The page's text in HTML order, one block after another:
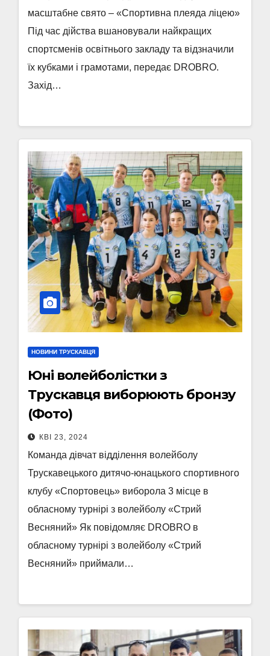
масштабне свято – «Спортивна плеяда ліцею»
Під час дійства вшановували найкращих
спортсменів освітнього закладу та відзначили
їх кубками і грамотами, передає DROBRO.
Захід…
НОВИНИ ТРУСКАВЦЯ
Юні волейболістки з
Трускавця виборюють бронзу
(Фото)
КВІ 23, 2024
Команда дівчат відділення волейболу
Трускавецького дитячо-юнацького спортивного
клубу «Спортовець» виборола 3 місце в
обласному турнірі з волейболу «Стрий
Весняний» Як повідомляє DROBRO в
обласному турнірі з волейболу «Стрий
Весняний» приймали…